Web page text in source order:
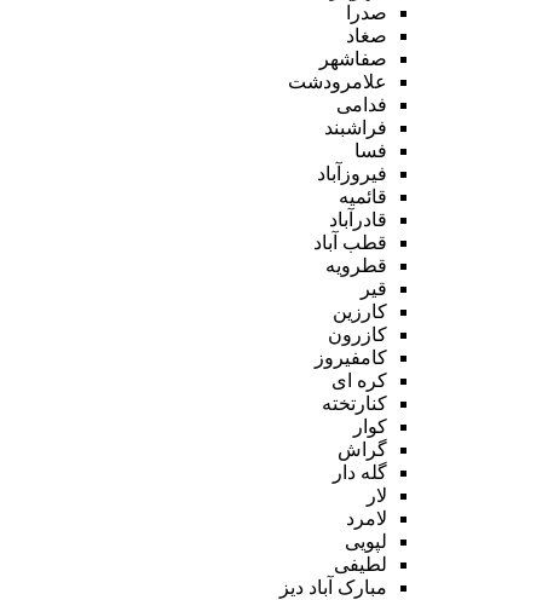
صدرا
صغاد
صفاشهر
علامرودشت
فدامی
فراشبند
فسا
فیروزآباد
قائمیه
قادرآباد
قطب آباد
قطرویه
قیر
کارزین
کازرون
کامفیروز
کره ای
کنارتخته
کوار
گراش
گله دار
لار
لامرد
لپویی
لطیفی
مبارک آباد دیز